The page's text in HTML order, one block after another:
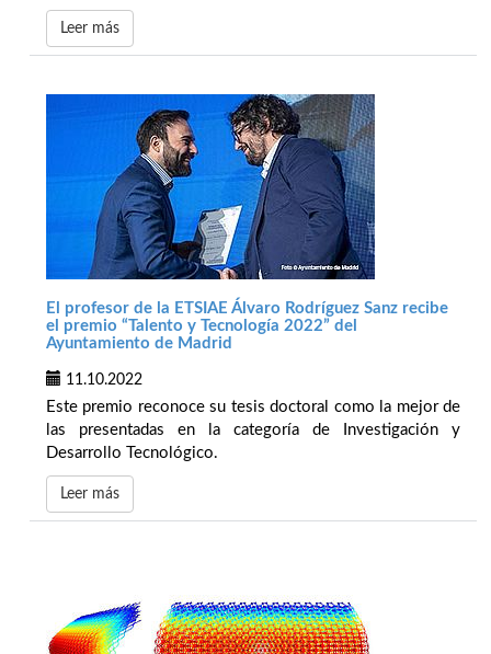
Leer más
El profesor de la ETSIAE Álvaro Rodríguez Sanz recibe
el premio “Talento y Tecnología 2022” del
Ayuntamiento de Madrid
11.10.2022
Este premio reconoce su tesis doctoral como la mejor de
las presentadas en la categoría de Investigación y
Desarrollo Tecnológico.
Leer más